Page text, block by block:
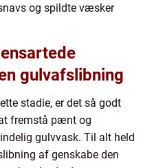
og spildte væsker
gulvafslibning
stadie, er det så godt
fremstå pænt og
gulvvask. Til alt held
af genskabe den